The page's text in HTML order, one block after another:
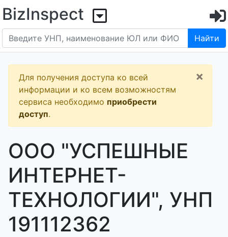
BizInspect
Найти
Для получения доступа ко всей
информации и ко всем возможностям
сервиса необходимо приобрести
доступ.
×
ООО "УСПЕШНЫЕ
ИНТЕРНЕТ-
ТЕХНОЛОГИИ", УНП
191112362